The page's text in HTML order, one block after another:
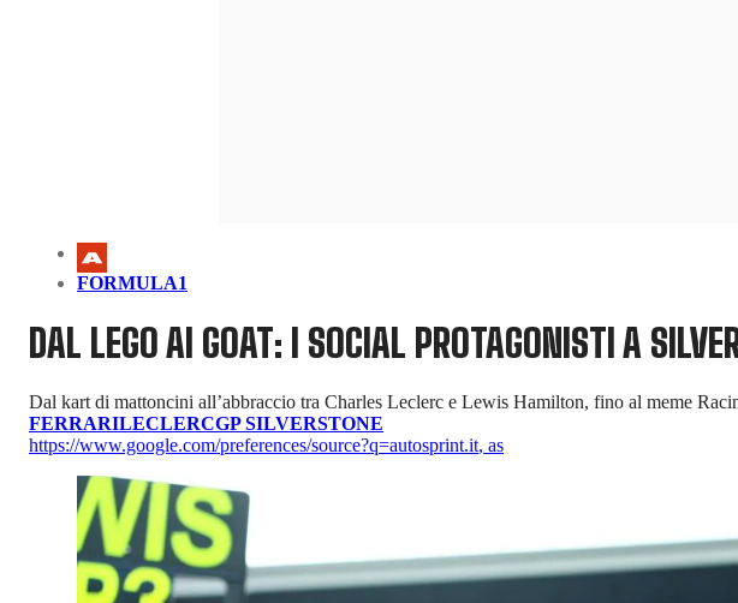
FORMULA1
DAL LEGO AI GOAT: I SOCIAL PROTAGONISTI A
Dal kart di mattoncini all’abbraccio tra Charles Leclerc e Lewis Hamilton, fino al meme
FERRARILECLERCGP SILVERSTONE
https://www.google.com/preferences/source?q=autosprint.it, as